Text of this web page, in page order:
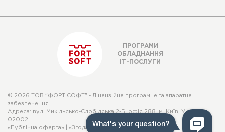
ПРОГРАМИ
ОБЛАДНАННЯ
ІТ-ПОСЛУГИ
© 2026 ТОВ "ФОРТ СОФТ" - Ліцензійне програмне та апаратне
забезпечення
Адреса: вул. Микільсько-Слобідська 2-Б, офіс 288, м. Київ, Україна,
02002
«Публічна оферта»
«Згода суб'єкта персональних даних»